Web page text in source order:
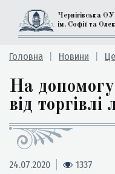
Чернігівська
ім. Софії та
Головна Новини
На
від
24.07.2020 1337